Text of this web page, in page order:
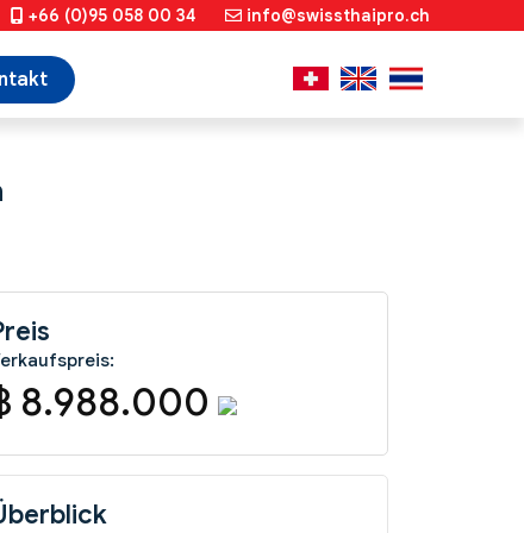
+66 (0)95 058 00 34 info@swissthaipro.ch
8.988.000